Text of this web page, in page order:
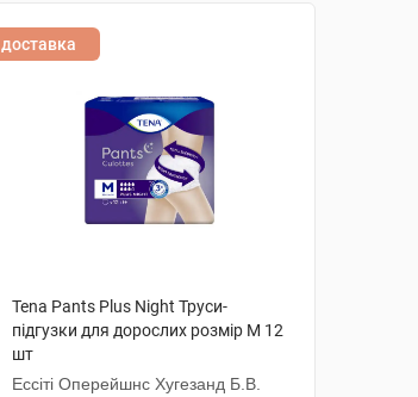
доставка
Tena Pants Plus Night Труси-
підгузки для дорослих розмір M 12
шт
Ессіті Оперейшнс Хугезанд Б.В.